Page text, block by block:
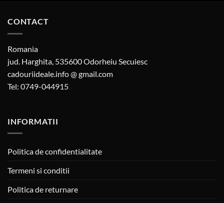
CONTACT
Romania
jud. Harghita, 535600 Odorheiu Secuiesc
cadouriideale.info @ gmail.com
Tel: 0749-044915
INFORMATII
Politica de confidentialitate
Termeni si conditii
Politica de returnare